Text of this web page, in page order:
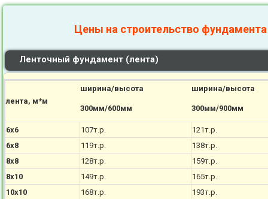
Цены на строительство
Ленточный фундамент (лента)
лента, м*м
ширина/высота
300мм/600мм
ширина/высота
300мм/900мм
6х6 107т.р.
121т.р.
6х8
119т.р.
138т.р.
8х8
128т.р.
159т.р.
8х10
149т.р.
165т.р.
10х10
168т.р.
193т.р.